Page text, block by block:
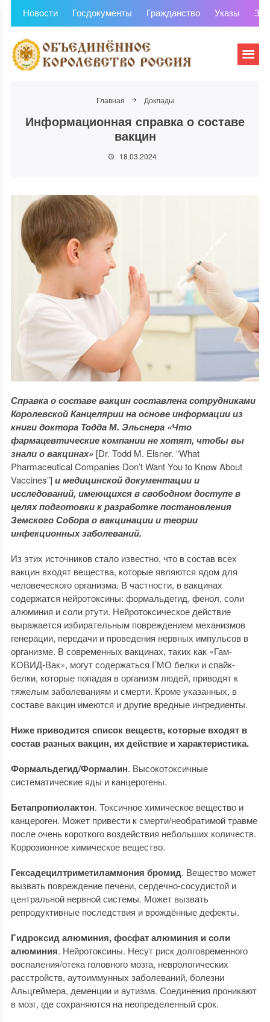
Новости Госдокументы Гражданство Указы
Главная Доклады
Информационная справка о составе
вакцин
18.03.2024
Справка о составе вакцин составлена сотрудниками
Королевской Канцелярии на основе информации из
книги доктора Тодда М. Эльснера «Что
фармацевтические компании не хотят, чтобы вы
знали о вакцинах»[Dr. Todd M. Elsner. “What
Pharmaceutical Companies Don’t Want You to Know About
Vaccines”] и медицинской документации и
исследований, имеющихся в свободном доступе в
целях подготовки к разработке постановления
Земского Собора о вакцинации и теории
инфекционных заболеваний.
Из этих источников стало известно, что в состав всех
вакцин входят вещества, которые являются ядом для
человеческого организма. В частности, в вакцинах
содержатся нейротоксины: формальдегид, фенол, соли
алюминия и соли ртути. Нейротоксическое действие
выражается избирательным повреждением механизмов
генерации, передачи и проведения нервных импульсов в
организме. В современных вакцинах, таких как «Гам-
КОВИД-Вак», могут содержаться ГМО белки и спайк-
белки, которые попадая в организм людей, приводят к
тяжелым заболеваниям и смерти. Кроме указанных, в
составе вакцин имеются и другие вредные ингредиенты.
Ниже приводится список веществ, которые входят в
состав разных вакцин, их действие и характеристика.
Формальдегид/Формалин. Высокотоксичные
систематические яды и канцерогены.
Бетапропиолактон. Токсичное химическое вещество и
канцероген. Может привести к смерти/необратимой травме
после очень короткого воздействия небольших количеств.
Коррозионное химическое вещество.
Гексадецилтриметиламмония бромид. Вещество может
вызвать повреждение печени, сердечно-сосудистой и
центральной нервной системы. Может вызвать
репродуктивные последствия и врождённые дефекты.
Гидроксид алюминия, фосфат алюминия и соли
алюминия. Нейротоксины. Несут риск долговременного
воспаления/отека головного мозга, неврологических
расстройств, аутоиммунных заболеваний, болезни
Альцгеймера, деменции и аутизма. Соединения проникают
в мозг, где сохраняются на неопределенный срок.